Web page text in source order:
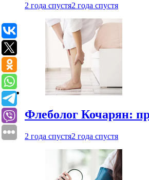
2 года спустя2 года спустя
Флеболог Кочарян:
2 года спустя2 года спустя